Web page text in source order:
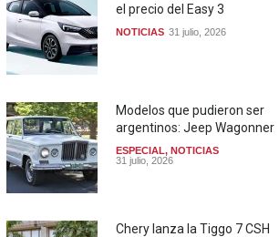
el precio del Easy 3
NOTICIAS 31 julio, 2026
Modelos que pudieron ser
argentinos: Jeep Wagonner
ESPECIAL, NOTICIAS
31 julio, 2026
Chery lanza la Tiggo 7 CSH